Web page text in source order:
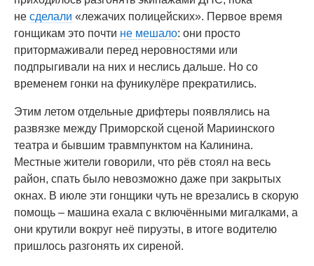
не сделали «лежачих полицейских». Первое время
гонщикам это почти не мешало: они просто
притормаживали перед неровностями или
подпрыгивали на них и неслись дальше. Но со
временем гонки на фуникулёре прекратились.
Этим летом отдельные дрифтеры появлялись на
развязке между Приморской сценой Мариинского
театра и бывшим травмпунктом на Калинина.
Местные жители говорили, что рёв стоял на весь
район, спать было невозможно даже при закрытых
окнах. В июле эти гонщики чуть не врезались в скорую
помощь – машина ехала с включёнными мигалками, а
они крутили вокруг неё пируэты, в итоге водителю
пришлось разгонять их сиреной.